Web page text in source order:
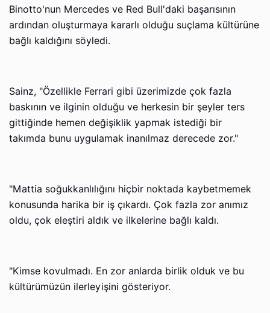
Binotto'nun Mercedes ve Red Bull'daki başarısının
ardından oluşturmaya kararlı olduğu suçlama kültürüne
bağlı kaldığını söyledi.
Sainz, "Özellikle Ferrari gibi üzerimizde çok fazla
baskının ve ilginin olduğu ve herkesin bir şeyler ters
gittiğinde hemen değişiklik yapmak istediği bir
takımda bunu uygulamak inanılmaz derecede zor."
"Mattia soğukkanlılığını hiçbir noktada kaybetmemek
konusunda harika bir iş çıkardı. Çok fazla zor anımız
oldu, çok eleştiri aldık ve ilkelerine bağlı kaldı.
"Kimse kovulmadı. En zor anlarda birlik olduk ve bu
kültürümüzün ilerleyişini gösteriyor.